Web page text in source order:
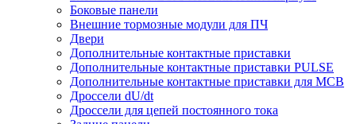
Боковые панели
Внешние тормозные модули для ПЧ
Двери
Дополнительные контактные приставки
Дополнительные контактные приставки PULSE
Дополнительные контактные приставки для MCB
Дроссели dU/dt
Дроссели для цепей постоянного тока